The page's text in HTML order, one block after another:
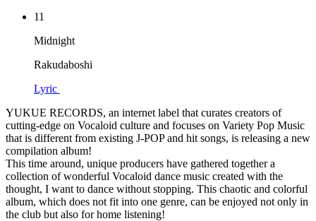
11
Midnight
Rakudaboshi
Lyric
YUKUE RECORDS, an internet label that curates creators of
cutting-edge on Vocaloid culture and focuses on Variety Pop Music
that is different from existing J-POP and hit songs, is releasing a new
compilation album!
This time around, unique producers have gathered together a
collection of wonderful Vocaloid dance music created with the
thought, I want to dance without stopping. This chaotic and colorful
album, which does not fit into one genre, can be enjoyed not only in
the club but also for home listening!